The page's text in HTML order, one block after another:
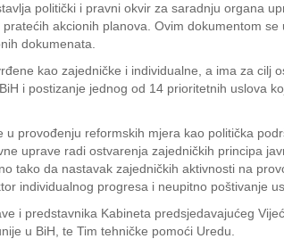
politički i pravni okvir za saradnju organa
akcionih planova. Ovim dokumentom
dokumenata.
kao zajedničke i individualne, a ima za cilj
i postizanje jednog od 14 prioritetnih uslova
provođenju reformskih mjera kao politička
uprave radi ostvarenja zajedničkih principa
tako da nastavak zajedničkih aktivnosti na
individualnog progresa i neupitno poštivanje
i predstavnika Kabineta predsjedavajućeg
u BiH, te Tim tehničke pomoći Uredu.